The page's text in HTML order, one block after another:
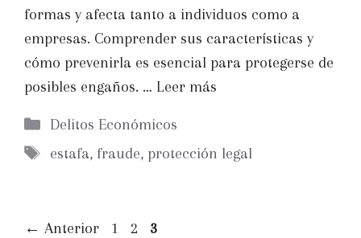
formas y afecta tanto a individuos como a
empresas. Comprender sus características y
cómo prevenirla es esencial para protegerse de
posibles engaños. … Leer más
Categorías
Delitos Económicos
Etiquetas
estafa, fraude, protección legal
← Anterior Página
1 Página
2 Página
3